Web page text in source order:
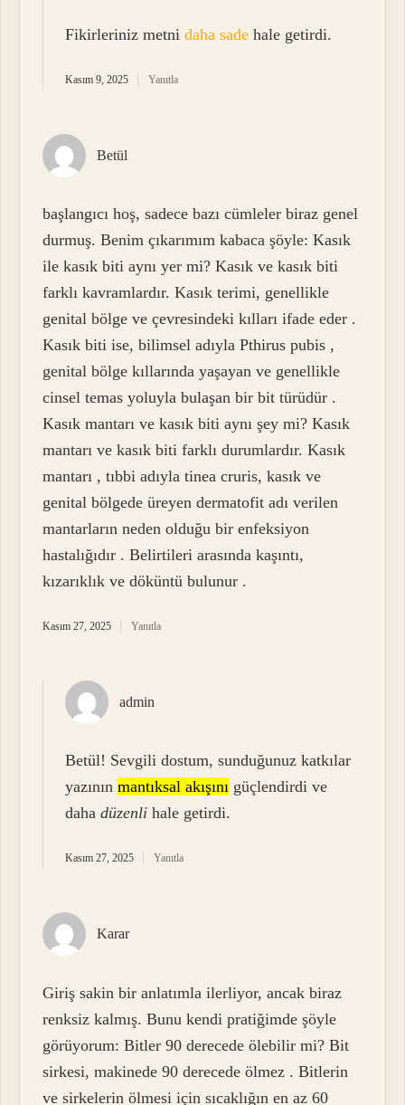
Fikirleriniz metnidaha sade hale getirdi.
Kasım 9, 2025 Yanıtla
Betül
başlangıcı hoş, sadece bazı cümleler biraz genel
durmuş. Benim çıkarımım kabaca şöyle: Kasık
ile kasık biti aynı yer mi? Kasık ve kasık biti
farklı kavramlardır. Kasık terimi, genellikle
genital bölge ve çevresindeki kılları ifade eder .
Kasık biti ise, bilimsel adıyla Pthirus pubis ,
genital bölge kıllarında yaşayan ve genellikle
cinsel temas yoluyla bulaşan bir bit türüdür .
Kasık mantarı ve kasık biti aynı şey mi? Kasık
mantarı ve kasık biti farklı durumlardır. Kasık
mantarı , tıbbi adıyla tinea cruris, kasık ve
genital bölgede üreyen dermatofit adı verilen
mantarların neden olduğu bir enfeksiyon
hastalığıdır . Belirtileri arasında kaşıntı,
kızarıklık ve döküntü bulunur .
Kasım 27, 2025 Yanıtla
admin
Betül! Sevgili dostum, sunduğunuz katkılar
yazınınmantıksal akışını güçlendirdi ve
dahadüzenli hale getirdi.
Kasım 27, 2025 Yanıtla
Karar
Giriş sakin bir anlatımla ilerliyor, ancak biraz
renksiz kalmış. Bunu kendi pratiğimde şöyle
görüyorum: Bitler 90 derecede ölebilir mi? Bit
sirkesi, makinede 90 derecede ölmez . Bitlerin
ve sirkelerin ölmesi için sıcaklığın en az 60